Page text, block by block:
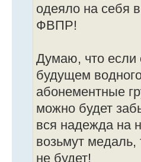
одеяло на себя
ФВПР!
Думаю, что если
будущем
абонементные
можно будет
вся надежда на
возьмут медаль,
не будет!